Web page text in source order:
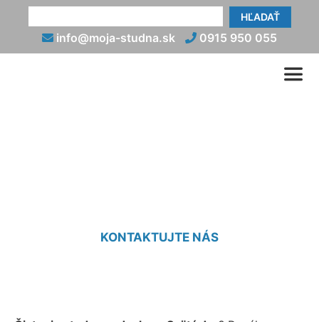
HĽADAŤ
info@moja-studna.sk 0915 950 055
KONTAKTUJTE NÁS